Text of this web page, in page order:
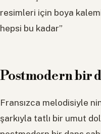
resimleri için boya
hepsi bu kadar”
Postmodern bir
Fransızca melodisiyle
şarkıyla tatlı bir umut